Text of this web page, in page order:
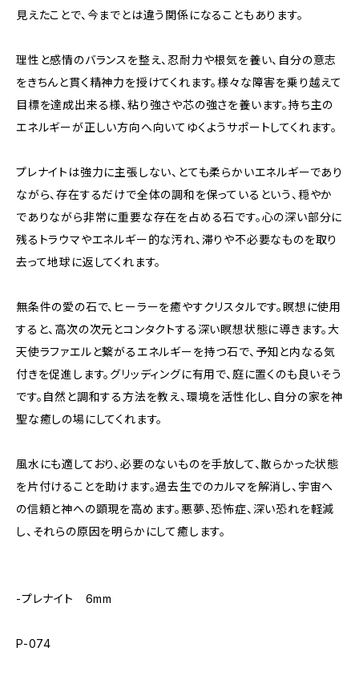
見えたことで、今までとは違う関係になることもあります。
理性と感情のバランスを整え、忍耐力や根気を養い、自分の意志
をきちんと貫く精神力を授けてくれます。様々な障害を乗り越えて
目標を達成出来る様、粘り強さや芯の強さを養います。持ち主の
エネルギーが正しい方向へ向いてゆくようサポートしてくれます。
プレナイトは強力に主張しない、とても柔らかいエネルギーであり
ながら、存在するだけで全体の調和を保っているという、穏やか
でありながら非常に重要な存在を占める石です。心の深い部分に
残るトラウマやエネルギー的な汚れ、滞りや不必要なものを取り
去って地球に返してくれます。
無条件の愛の石で、ヒーラーを癒やすクリスタルです。瞑想に使用
すると、高次の次元とコンタクトする深い瞑想状態に導きます。大
天使ラファエルと繋がるエネルギーを持つ石で、予知と内なる気
付きを促進します。グリッディングに有用で、庭に置くのも良いそう
です。自然と調和する方法を教え、環境を活性化し、自分の家を神
聖な癒しの場にしてくれます。
風水にも適しており、必要のないものを手放して、散らかった状態
を片付けることを助けます。過去生でのカルマを解消し、宇宙へ
の信頼と神への顕現を高めます。悪夢、恐怖症、深い恐れを軽減
し、それらの原因を明らかにして癒します。
-プレナイト 6mm
P-074